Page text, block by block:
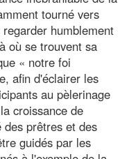
tourné vers
humblement
où se trouvent sa
« notre foi
afin d'éclairer les
au pèlerinage
croissance de
prêtres et des
guidés par les